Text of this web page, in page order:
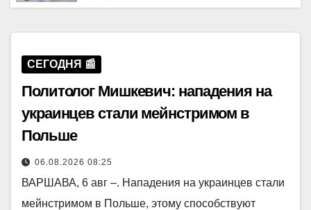
вернуть
СЕГОДНЯ 📰
Политолог Мишкевич: нападения на
украинцев стали мейнстримом в
Польше
06.08.2026 08:25
ВАРШАВА, 6 авг –. Нападения на украинцев стали
мейнстримом в Польше, этому способствуют